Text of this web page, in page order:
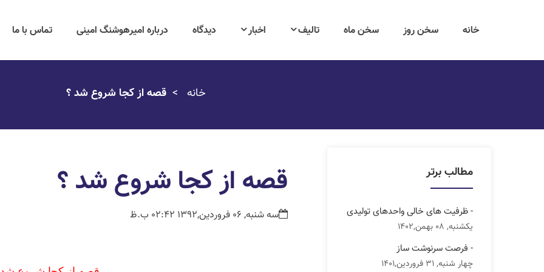
خانه سخن روز سخن ماه تالیف اخبار دیدگاه درباره امیرهوشنگ امینی تماس با ما
خانه قصه از کجا شروع شد ؟
قصه از کجا شروع شد ؟
سه شنبه, 06 فروردین,1392 02:42 ب.ظ
مطالب برتر
- ظرفیت های خالی واحدهای تولیدی
یکشنبه, 08 بهمن,1402
- فرصت سرنوشت ساز
چهار شنبه, 31 فروردین,1401